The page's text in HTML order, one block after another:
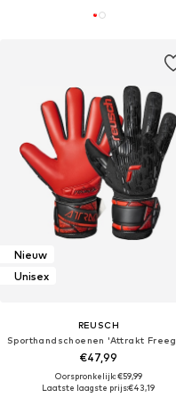
Nieuw
Unisex
REUSCH
€47,99
Oorspronkelijk: €59,99
Laatste laagste prijs:€43,19